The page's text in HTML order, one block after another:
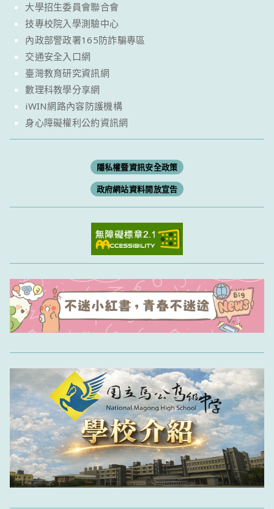
大學招生委員會聯合會
技專校院入學測驗中心
內政部警政署165防詐騙專區
交通安全入口網
臺灣教育研究資訊網
數理科教學分享網
iWIN網路內容防護機構
身心障礙權利公約資訊網
隱私權暨資訊安全政策
政府網站資料開放宣告